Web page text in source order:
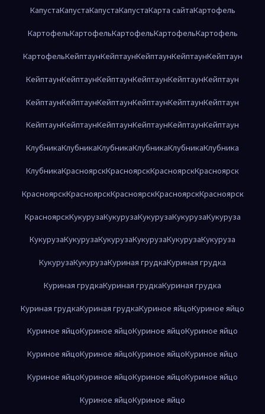
КапустаКапустаКапустаКапустаКарта сайтаКартофель
КартофельКартофельКартофельКартофельКартофель
КартофельКейптаунКейптаунКейптаунКейптаунКейптаун
КейптаунКейптаунКейптаунКейптаунКейптаунКейптаун
КейптаунКейптаунКейптаунКейптаунКейптаунКейптаун
КейптаунКейптаунКейптаунКейптаунКейптаунКейптаун
КлубникаКлубникаКлубникаКлубникаКлубникаКлубника
КлубникаКрасноярскКрасноярскКрасноярскКрасноярск
КрасноярскКрасноярскКрасноярскКрасноярскКрасноярск
КрасноярскКукурузаКукурузаКукурузаКукурузаКукуруза
КукурузаКукурузаКукурузаКукурузаКукурузаКукуруза
КукурузаКукурузаКуриная грудкаКуриная грудка
Куриная грудкаКуриная грудкаКуриная грудка
Куриная грудкаКуриная грудкаКуриное яйцоКуриное яйцо
Куриное яйцоКуриное яйцоКуриное яйцоКуриное яйцо
Куриное яйцоКуриное яйцоКуриное яйцоКуриное яйцо
Куриное яйцоКуриное яйцоКуриное яйцоКуриное яйцо
Куриное яйцоКуриное яйцо